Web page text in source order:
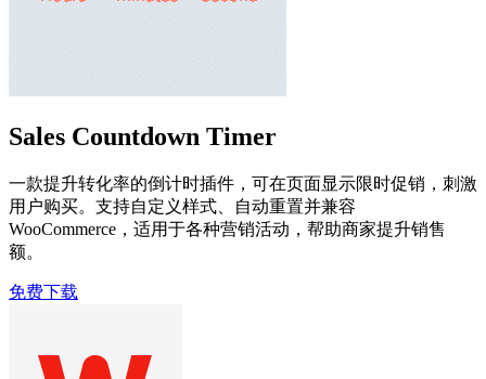
Sales Countdown Timer
一款提升转化率的倒计时插件，可在页面显示限时促销，刺激
用户购买。支持自定义样式、自动重置并兼容
WooCommerce，适用于各种营销活动，帮助商家提升销售
额。
免费下载